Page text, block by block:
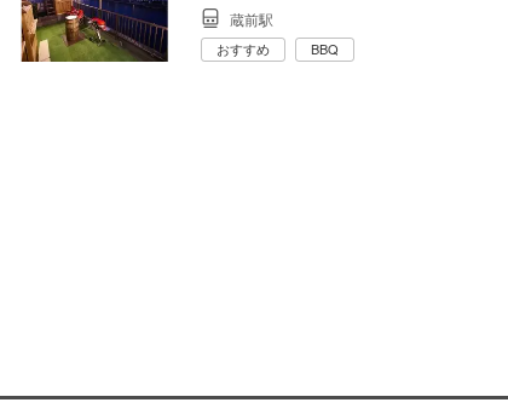
蔵前駅
おすすめ BBQ